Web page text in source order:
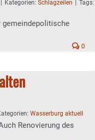
Kategorien: Schlagzeilen
Tags:
gemeindepolitische
0
Wasserburg aktuell
Renovierung des